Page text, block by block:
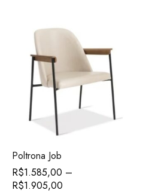
Poltrona Job
R$1.585,00 –
R$1.905,00